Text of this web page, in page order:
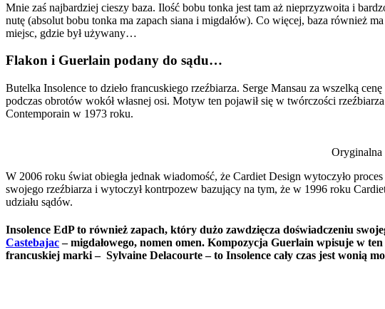
Mnie zaś najbardziej cieszy baza. Ilość bobu tonka jest tam aż nieprzyzwoita i
nutę (absolut bobu tonka ma zapach siana i migdałów). Co więcej, baza również
miejsc, gdzie był używany…
Flakon i Guerlain podany do sądu…
Butelka Insolence to dzieło francuskiego rzeźbiarza. Serge Mansau za wszelką
podczas obrotów wokół własnej osi. Motyw ten pojawił się w twórczości
Contemporain w 1973 roku.
Oryginalna
W 2006 roku świat obiegła jednak wiadomość, że Cardiet Design wytoczyło
swojego rzeźbiarza i wytoczył kontrpozew bazujący na tym, że w 1996 roku
udziału sądów.
Insolence EdP to również zapach, który dużo zawdzięcza doświadczeniu
Castebajac– migdałowego, nomen omen. Kompozycja Guerlain wpisuje w
francuskiej marki – Sylvaine Delacourte – to Insolence cały czas jest wonią